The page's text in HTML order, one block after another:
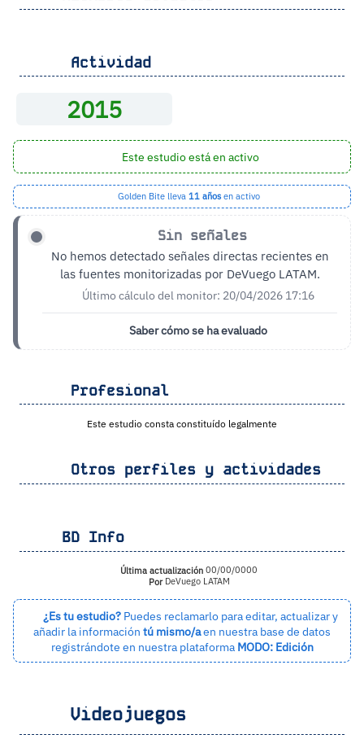
Actividad
2015
Este estudio está en activo
Golden Bite lleva 11 años en activo
Sin señales
No hemos detectado señales directas recientes en
las fuentes monitorizadas por DeVuego LATAM.
Último cálculo del monitor: 20/04/2026 17:16
Saber cómo se ha evaluado
Profesional
Este estudio consta constituído legalmente
Otros perfiles y actividades
BD Info
Última actualización 00/00/0000
PorDeVuego LATAM
¿Es tu estudio? Puedes reclamarlo para editar, actualizar y
añadir la información tú mismo/aen nuestra base de datos
registrándote en nuestra plataforma MODO: Edición
Videojuegos